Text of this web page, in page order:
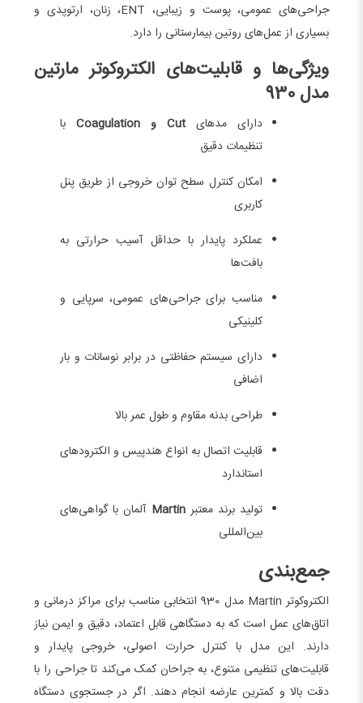
جراحی‌های عمومی، پوست و زیبایی، ENT، زنان، ارتوپدی و
بسیاری از عمل‌های روتین بیمارستانی را دارد.
ویژگی‌ها و قابلیت‌های الکتروکوتر مارتین
مدل 930
دارای مدهای Cut و Coagulation
با
تنظیمات دقیق
امکان کنترل سطح توان خروجی از طریق پنل
کاربری
عملکرد پایدار با حداقل آسیب حرارتی به
بافت‌ها
مناسب برای جراحی‌های عمومی، سرپایی و
کلینیکی
دارای سیستم حفاظتی در برابر نوسانات و بار
اضافی
طراحی بدنه مقاوم و طول عمر بالا
قابلیت اتصال به انواع هندپیس و الکترودهای
استاندارد
تولید برند معتبرMartin آلمان با گواهی‌های
بین‌المللی
جمع‌بندی
الکتروکوتر Martin مدل 930 انتخابی مناسب برای مراکز درمانی و
اتاق‌های عمل است که به دستگاهی قابل اعتماد، دقیق و ایمن نیاز
دارند. این مدل با کنترل حرارت اصولی، خروجی پایدار و
قابلیت‌های تنظیمی متنوع، به جراحان کمک می‌کند تا جراحی را با
دقت بالا و کمترین عارضه انجام دهند. اگر در جستجوی دستگاه